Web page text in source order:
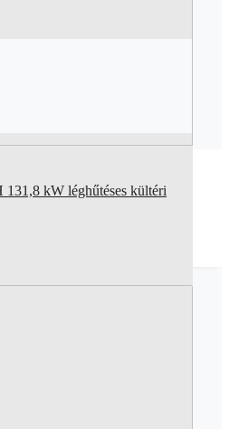
kW léghűtéses kültéri